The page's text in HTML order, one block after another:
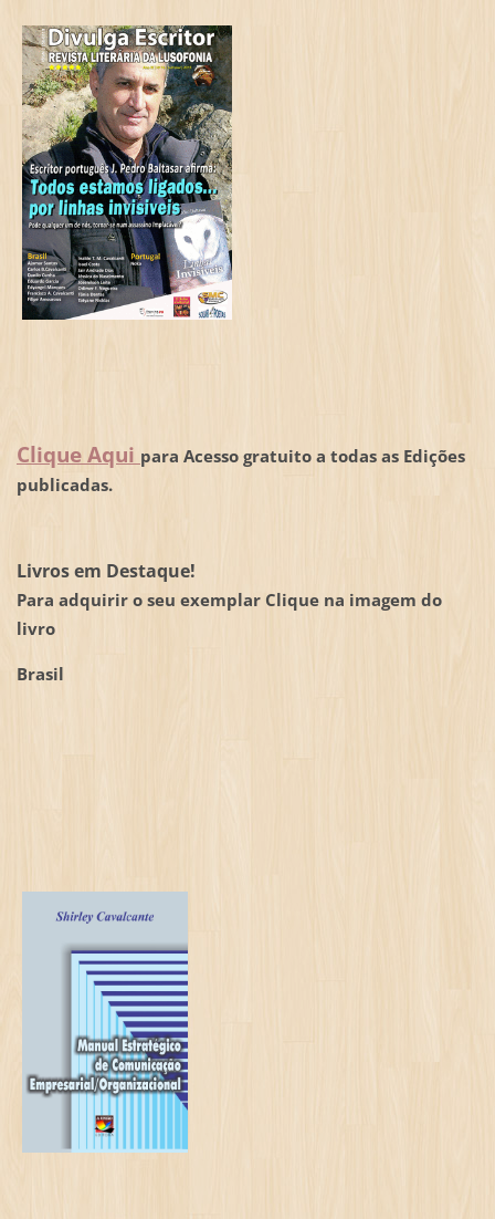
Clique Aqui para Acesso gratuito a todas as Edições
publicadas.
Livros em Destaque!
Para adquirir o seu exemplar Clique na imagem do
livro
Brasil